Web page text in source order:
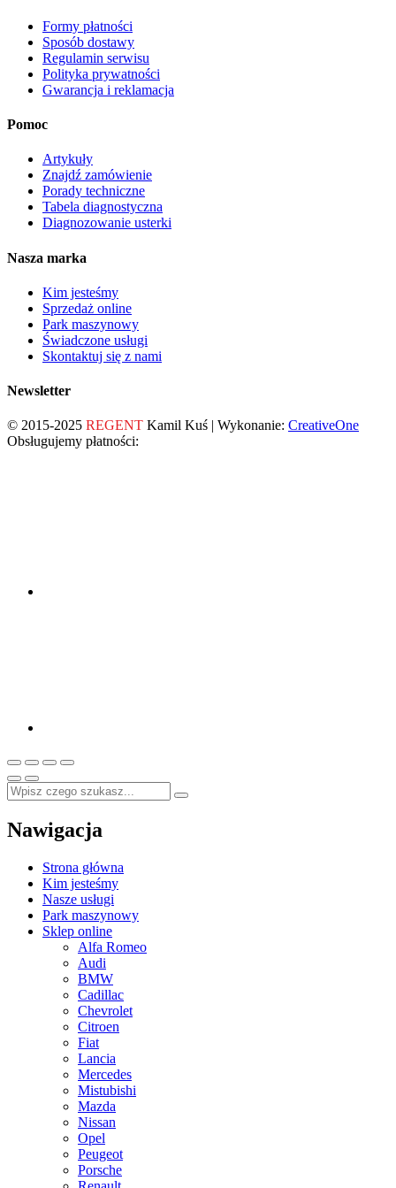
Formy płatności
Sposób dostawy
Regulamin serwisu
Polityka prywatności
Gwarancja i reklamacja
Pomoc
Artykuły
Znajdź zamówienie
Porady techniczne
Tabela diagnostyczna
Diagnozowanie usterki
Nasza marka
Kim jesteśmy
Sprzedaż online
Park maszynowy
Świadczone usługi
Skontaktuj się z nami
Newsletter
© 2015-2025 REGENT Kamil Kuś | Wykonanie: CreativeOne
Obsługujemy płatności:
Nawigacja
Strona główna
Kim jesteśmy
Nasze usługi
Park maszynowy
Sklep online
Alfa Romeo
Audi
BMW
Cadillac
Chevrolet
Citroen
Fiat
Lancia
Mercedes
Mistubishi
Mazda
Nissan
Opel
Peugeot
Porsche